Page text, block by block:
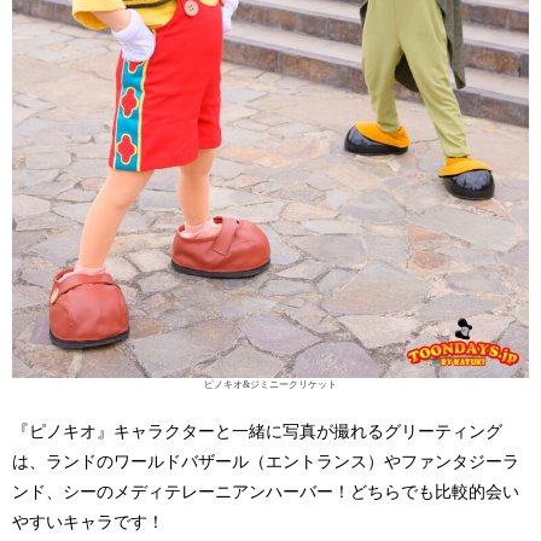
ピノキオ&ジミニークリケット
『ピノキオ』キャラクターと一緒に写真が撮れるグリーティング
は、ランドのワールドバザール（エントランス）やファンタジーラ
ンド、シーのメディテレーニアンハーバー！どちらでも比較的会い
やすいキャラです！